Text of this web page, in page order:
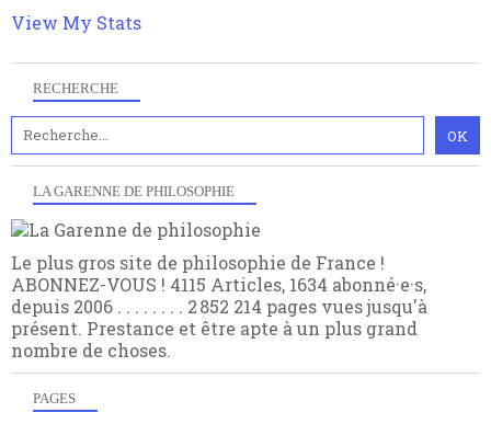
RECHERCHE
LA GARENNE DE PHILOSOPHIE
Le plus gros site de philosophie de France !
ABONNEZ-VOUS ! 4115 Articles, 1634 abonné·e·s,
depuis 2006 . . . . . . . . 2 852 214 pages vues jusqu'à
présent. Prestance et être apte à un plus grand
nombre de choses.
PAGES
View My Stats